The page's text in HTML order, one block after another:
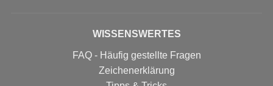
WISSENSWERTES
FAQ - Häufig gestellte Fragen
Zeichenerklärung